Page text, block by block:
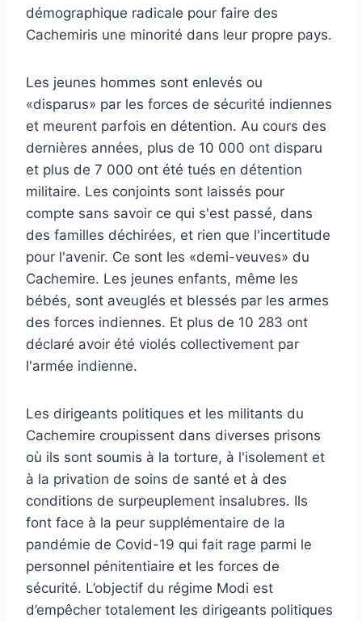
démographique radicale pour faire des
Cachemiris une minorité dans leur propre pays.
Les jeunes hommes sont enlevés ou
«disparus» par les forces de sécurité indiennes
et meurent parfois en détention. Au cours des
dernières années, plus de 10 000 ont disparu
et plus de 7 000 ont été tués en détention
militaire. Les conjoints sont laissés pour
compte sans savoir ce qui s'est passé, dans
des familles déchirées, et rien que l'incertitude
pour l'avenir. Ce sont les «demi-veuves» du
Cachemire. Les jeunes enfants, même les
bébés, sont aveuglés et blessés par les armes
des forces indiennes. Et plus de 10 283 ont
déclaré avoir été violés collectivement par
l'armée indienne.
Les dirigeants politiques et les militants du
Cachemire croupissent dans diverses prisons
où ils sont soumis à la torture, à l'isolement et
à la privation de soins de santé et à des
conditions de surpeuplement insalubres. Ils
font face à la peur supplémentaire de la
pandémie de Covid-19 qui fait rage parmi le
personnel pénitentiaire et les forces de
sécurité. L’objectif du régime Modi est
d’empêcher totalement les dirigeants politiques